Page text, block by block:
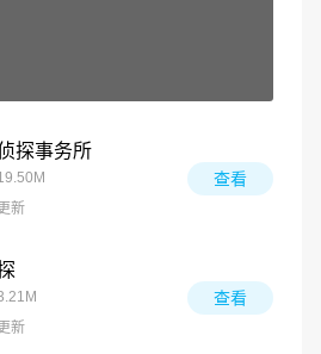
探事务所
新
查看
新
查看